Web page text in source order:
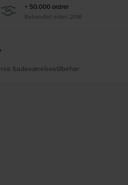
+ 50.000 ordrer
Behandlet siden 2016
badeværelsestilbehør